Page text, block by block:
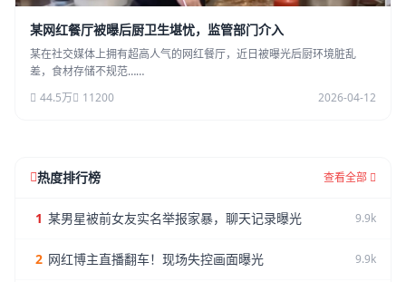
某网红餐厅被曝后厨卫生堪忧，监管部门介入
某在社交媒体上拥有超高人气的网红餐厅，近日被曝光后厨环境脏乱
差，食材存储不规范……
44.5万
11200 2026-04-12
热度排行榜 查看全部
1 某男星被前女友实名举报家暴，聊天记录曝光 9.9k
2 网红博主直播翻车！现场失控画面曝光 9.9k